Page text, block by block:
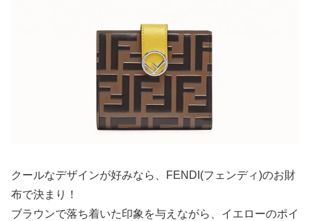
クールなデザインが好みなら、FENDI(フェンディ)のお財
布で決まり！
ブラウンで落ち着いた印象を与えながら、イエローのポイ